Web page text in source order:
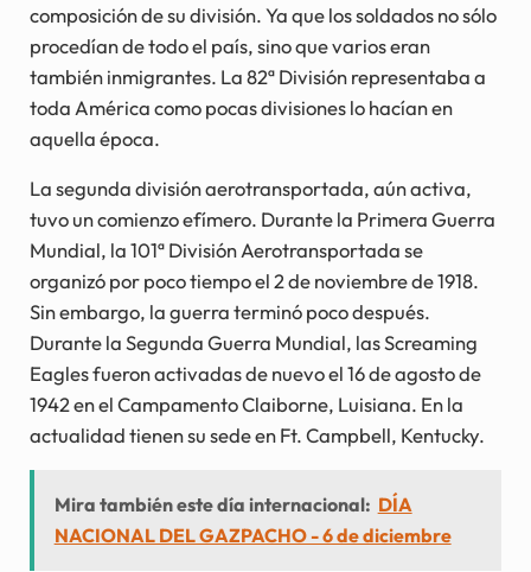
composición de su división. Ya que los soldados no sólo
procedían de todo el país, sino que varios eran
también inmigrantes. La 82ª División representaba a
toda América como pocas divisiones lo hacían en
aquella época.
La segunda división aerotransportada, aún activa,
tuvo un comienzo efímero. Durante la Primera Guerra
Mundial, la 101ª División Aerotransportada se
organizó por poco tiempo el 2 de noviembre de 1918.
Sin embargo, la guerra terminó poco después.
Durante la Segunda Guerra Mundial, las Screaming
Eagles fueron activadas de nuevo el 16 de agosto de
1942 en el Campamento Claiborne, Luisiana. En la
actualidad tienen su sede en Ft. Campbell, Kentucky.
Mira también este día internacional: DÍA
NACIONAL DEL GAZPACHO - 6 de diciembre